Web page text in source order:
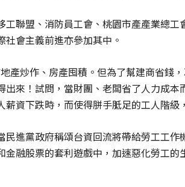
工聯盟、消防員工會、桃園市產產業總工
會主義前進亦參加其中。
產炒作、房產囤積。但為了幫建商省錢
來！試問，當財團、老闆省了人力成本
資下跌時，而使得胼手胝足的工人階級
民進黨政府稱頌台資回流將帶給勞工工作
融股票的套利遊戲中，加速惡化勞工的